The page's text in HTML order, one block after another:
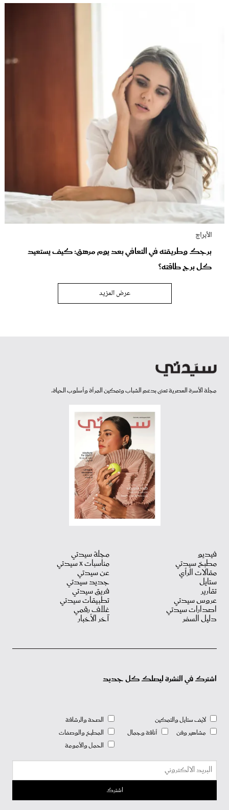
الأبراج
برجك وطريقته في التعافي بعد يوم مرهق: كيف يستعيد
كل برج طاقته؟
عرض المزيد
مجلة الأسرة العصرية تعنى بدعم الشباب وتمكين المرأة وأسلوب الحياة.
فيديو
مطبخ سيدتي
مقالات الرأي
ستايل
تقارير
عروس سيدتي
اصدارات سيدتي
دليل السفر
مجلة سيدتي
مناسبات X سيدتي
عن سيدتي
جديد سيدتي
فريق سيدتي
تطبيقات سيدتي
غلاف رقمي
آخر الأخبار
اشترك في النشرة ليصلك كل جديد
لايف ستايل والتمكين
مشاهير وفن
أناقة وجمال
الصحة والرشاقة
المطبخ والوصفات
الحمل والأمومة